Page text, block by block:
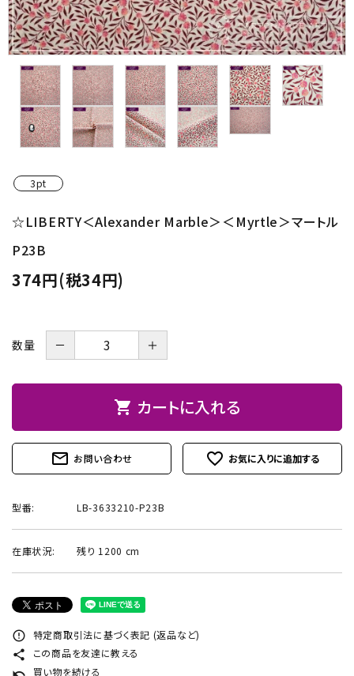
Jolipapier
デコレーション材料
道具類
基本材料
ガイドライン
お問い合わせ
3pt
☆LIBERTY＜Alexander Marble＞＜Myrtle＞マートル
P23B
374円(税34円)
数量 － ＋
shopping_cart カートに入れる
mail_outline お問い合わせ favorite_outline
型番: LB-3633210-P23B
在庫状況: 残り 1200 cm
error_outline 特定商取引法に基づく表記 (返品など)
share この商品を友達に教える
買い物を続ける